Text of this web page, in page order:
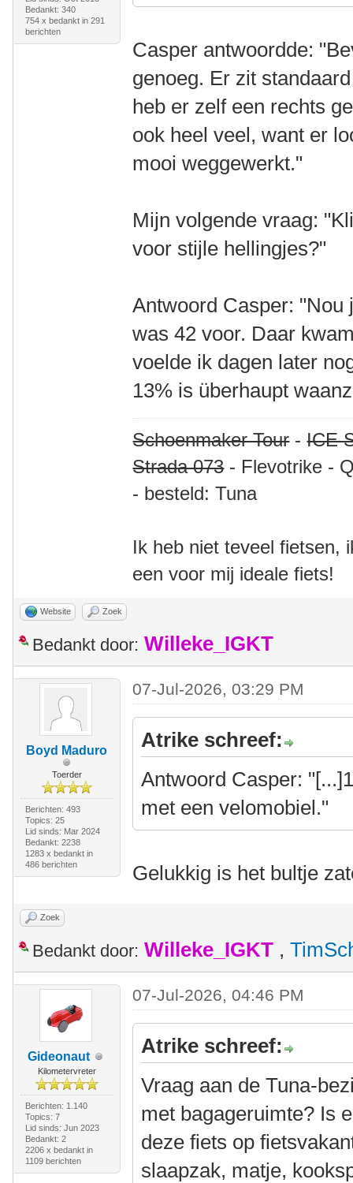
Bedankt: 340
754 x bedankt in 291
berichten
Casper antwoordde:
genoeg. Er zit
heb er zelf een rechts
ook heel veel, want er
mooi weggewerkt."
Mijn volgende vraag:
voor stijle hellingjes?"
Antwoord Casper: "Nou
was 42 voor. Daar
voelde ik dagen later
13% is überhaupt
Schoenmaker Tour-ICE
Strada 073- Flevotrike -
- besteld: Tuna
Ik heb niet teveel fietsen,
een voor mij ideale fiets!
Website Zoek
Bedankt door: Willeke_IGKT
Boyd Maduro
Toerder
Berichten: 493
Topics: 25
Lid sinds: Mar 2024
Bedankt: 2238
1283 x bedankt in
486 berichten
07-Jul-2026, 03:29 PM
Atrike schreef:
Antwoord Casper:
met een velomobiel."
Gelukkig is het bultje
Zoek
Bedankt door: Willeke_IGKT ,
Gideonaut
Kilometervreter
Berichten: 1.140
Topics: 7
Lid sinds: Jun 2023
Bedankt: 2
2206 x bedankt in
1109 berichten
07-Jul-2026, 04:46 PM
Atrike schreef:
Vraag aan de Tuna-
met bagageruimte? Is
deze fiets op
slaapzak, matje,